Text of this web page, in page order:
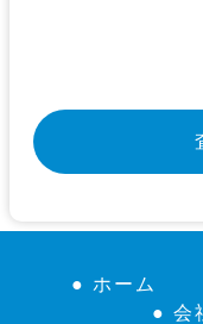
● ホーム
● 会